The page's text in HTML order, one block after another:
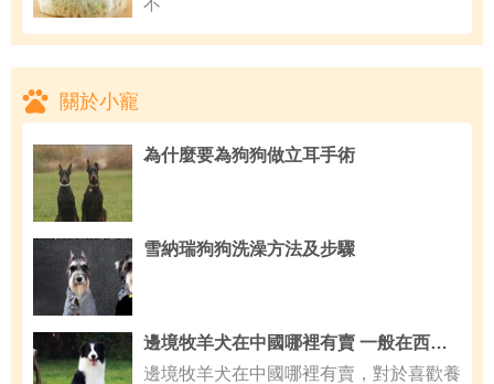
不
關於小寵
為什麼要為狗狗做立耳手術
雪納瑞狗狗洗澡方法及步驟
邊境牧羊犬在中國哪裡有賣 一般在西藏還有寵物店
邊境牧羊犬在中國哪裡有賣，對於喜歡養